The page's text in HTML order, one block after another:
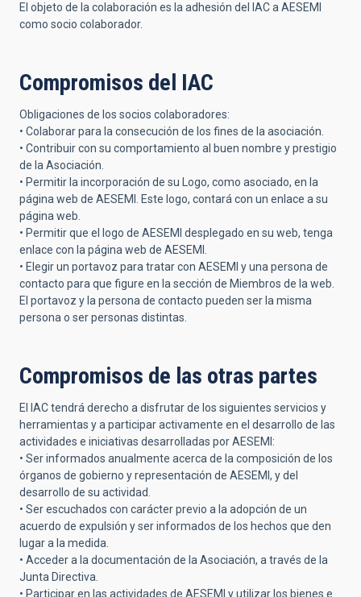
El objeto de la colaboración es la adhesión del IAC a AESEMI
como socio colaborador.
Compromisos del IAC
Obligaciones de los socios colaboradores:
• Colaborar para la consecución de los fines de la asociación.
• Contribuir con su comportamiento al buen nombre y prestigio
de la Asociación.
• Permitir la incorporación de su Logo, como asociado, en la
página web de AESEMI. Este logo, contará con un enlace a su
página web.
• Permitir que el logo de AESEMI desplegado en su web, tenga
enlace con la página web de AESEMI.
• Elegir un portavoz para tratar con AESEMI y una persona de
contacto para que figure en la sección de Miembros de la web.
El portavoz y la persona de contacto pueden ser la misma
persona o ser personas distintas.
Compromisos de las otras partes
El IAC tendrá derecho a disfrutar de los siguientes servicios y
herramientas y a participar activamente en el desarrollo de las
actividades e iniciativas desarrolladas por AESEMI:
• Ser informados anualmente acerca de la composición de los
órganos de gobierno y representación de AESEMI, y del
desarrollo de su actividad.
• Ser escuchados con carácter previo a la adopción de un
acuerdo de expulsión y ser informados de los hechos que den
lugar a la medida.
• Acceder a la documentación de la Asociación, a través de la
Junta Directiva.
• Participar en las actividades de AESEMI y utilizar los bienes e